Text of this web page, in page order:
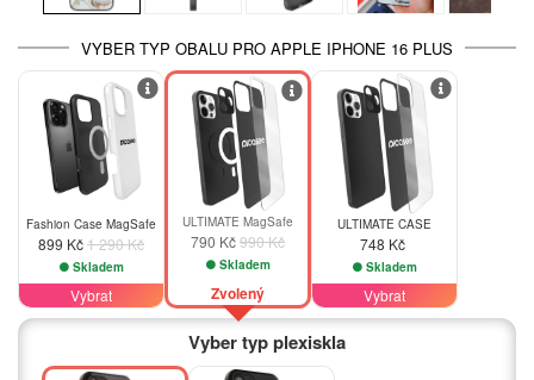
VYBER TYP OBALU PRO APPLE IPHONE 16 PLUS
-30%
Fashion Case MagSafe
899 Kč1 290 Kč
Skladem
Vybrat
-20%
ULTIMATE MagSafe
790 Kč990 Kč
Skladem
Zvolený
ULTIMATE CASE
748 Kč
Skladem
Vybrat
Vyber typ plexiskla